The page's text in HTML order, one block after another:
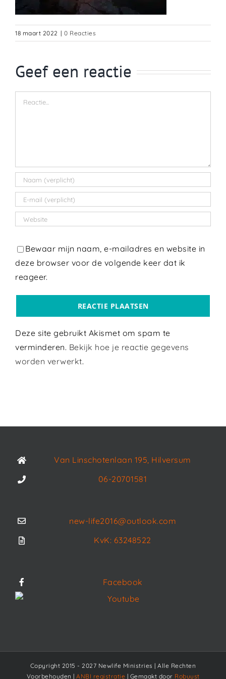
18 maart 2022 | 0 Reacties
Geef een reactie
Reactie
Bewaar mijn naam, e-mailadres en website in
deze browser voor de volgende keer dat ik
reageer.
Deze site gebruikt Akismet om spam te
verminderen. Bekijk hoe je reactie gegevens
worden verwerkt.
Van Linschotenlaan 195, Hilversum
06-20701581
new-life2016@outlook.com
KvK: 63248522
Facebook
Youtube
Copyright 2015 - 2027 Newlife Ministries | Alle Rechten
Voorbehouden | ANBI registratie | Gemaakt door Robuust